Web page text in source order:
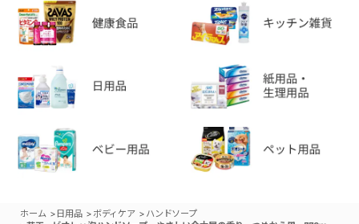
ホーム > 日用品 > ボディケア > ハンドソープ